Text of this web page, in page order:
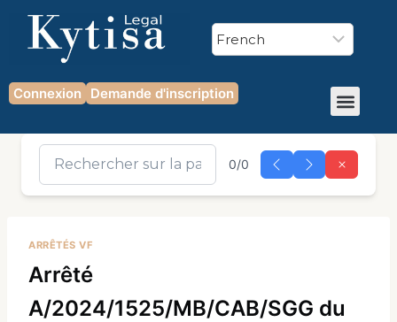
Connexion Demande d'inscription
0/0
ARRÊTÉS VF
Arrêté
A/2024/1525/MB/CAB/SGG du